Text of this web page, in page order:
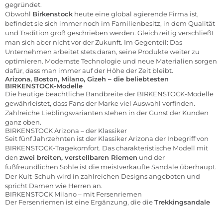
gegründet.
Obwohl Birkenstock heute eine global agierende Firma ist,
befindet sie sich immer noch im Familienbesitz, in dem Qualität
und Tradition groß geschrieben werden. Gleichzeitig verschließt
man sich aber nicht vor der Zukunft. Im Gegenteil: Das
Unternehmen arbeitet stets daran, seine Produkte weiter zu
optimieren. Modernste Technologie und neue Materialien sorgen
dafür, dass man immer auf der Höhe der Zeit bleibt.
Arizona, Boston, Milano, Gizeh – die beliebtesten
BIRKENSTOCK-Modelle
Die heutige beachtliche Bandbreite der BIRKENSTOCK-Modelle
gewährleistet, dass Fans der Marke viel Auswahl vorfinden.
Zahlreiche Lieblingsvarianten stehen in der Gunst der Kunden
ganz oben.
BIRKENSTOCK Arizona – der Klassiker
Seit fünf Jahrzehnten ist der Klassiker Arizona der Inbegriff von
BIRKENSTOCK-Tragekomfort. Das charakteristische Modell mit
den zwei breiten, verstellbaren Riemen und der
fußfreundlichen Sohle ist die meistverkaufte Sandale überhaupt.
Der Kult-Schuh wird in zahlreichen Designs angeboten und
spricht Damen wie Herren an.
BIRKENSTOCK Milano – mit Fersenriemen
Der Fersenriemen ist eine Ergänzung, die dieTrekkingsandale